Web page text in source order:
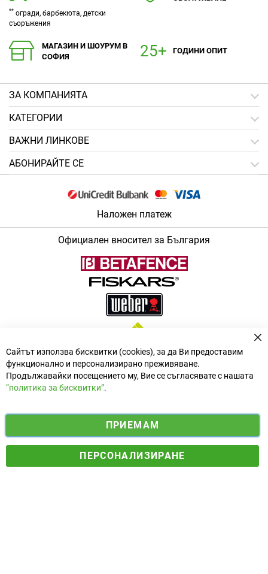
** огради, барбекюта, детски
съоръжения
МАГАЗИН И ШОУРУМ В
СОФИЯ
ГОДИНИ ОПИТ
ЗA КОМПАНИЯТА
КАТЕГОРИИ
ВАЖНИ ЛИНКОВЕ
АБОНИРАЙТЕ СЕ
Наложен платеж
Официален вносител за България
© 2025 Ogradina.bg Всички права запазени. | Обменен курс:
f
a
i
n
s
y
o
u
Електронен магазин
Сайтът използва бисквитки (cookies), за да Ви предоставим
функционално и персонализирано преживяване.
Продължавайки посещението му, Вие се съгласявате с нашата
“политика за бисквитки”.
ПРИЕМАМ
ПЕРСОНАЛИЗИРАНЕ